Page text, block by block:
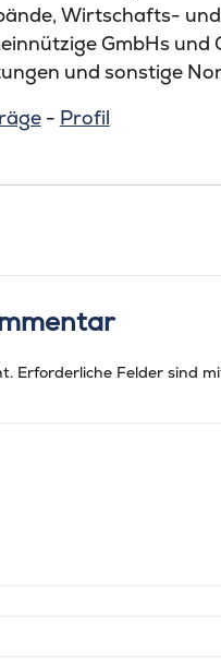
Wirtschafts-
GmbHs und
und sonstige
- Profil
Erforderliche Felder sind